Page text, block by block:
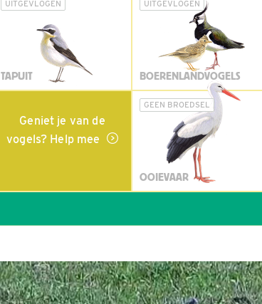
UITGEVLOGEN
TAPUIT
UITGEVLOGEN
BOERENLANDVOGELS
Geniet je van de
vogels? Help mee
GEEN BROEDSEL
OOIEVAAR